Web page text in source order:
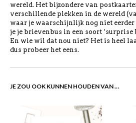
wereld. Het bijzondere van
verschillende plekken in de wereld
waar je waarschijnlijk nog niet eerder
je je brievenbus in een soort ‘surprise
En wie wil dat nou niet? Het is heel
dus probeer het eens.
JE ZOU OOK KUNNEN HOUDEN VAN …